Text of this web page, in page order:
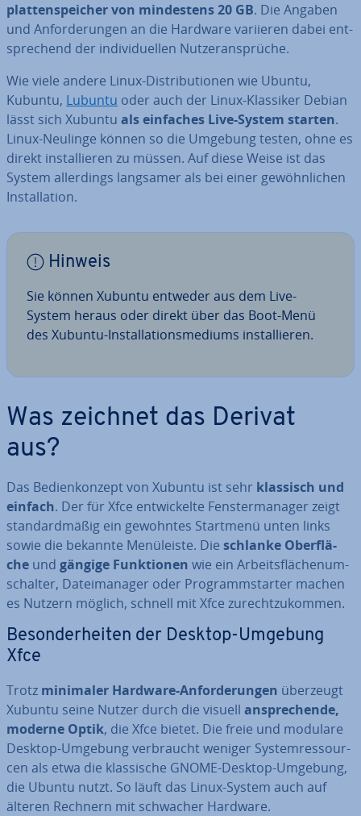
plat­ten­spei­cher von min­des­tens 20 GB. Die Angaben
und An­for­de­run­gen an die Hardware variieren dabei ent­
spre­chend der in­di­vi­du­el­len Nut­zer­an­sprü­che.
Wie viele andere Linux-Dis­tri­bu­tio­nen wie Ubuntu,
Kubuntu, Lubuntu oder auch der Linux-Klassiker Debian
lässt sich Xubuntu als einfaches Live-System starten.
Linux-Neulinge können so die Umgebung testen, ohne es
direkt in­stal­lie­ren zu müssen. Auf diese Weise ist das
System al­ler­dings langsamer als bei einer ge­wöhn­li­chen
In­stal­la­ti­on.
Hinweis
Sie können Xubuntu entweder aus dem Live-
System heraus oder direkt über das Boot-Menü
des Xubuntu-In­stal­la­ti­ons­me­di­ums in­stal­lie­ren.
Was zeichnet das Derivat
aus?
Das Be­dien­kon­zept von Xubuntu ist sehr klassisch und
einfach. Der für Xfce ent­wi­ckel­te Fens­ter­ma­na­ger zeigt
stan­dard­mä­ßig ein gewohntes Startmenü unten links
sowie die bekannte Me­nü­leis­te. Die schlanke Ober­flä­
che und gängige Funk­tio­nen wie ein Ar­beits­flä­chen­um­
schal­ter, Da­tei­ma­na­ger oder Pro­gramm­star­ter machen
es Nutzern möglich, schnell mit Xfce zu­recht­zu­kom­men.
Be­son­der­hei­ten der Desktop-Umgebung
Xfce
Trotz minimaler Hardware-An­for­de­run­gen überzeugt
Xubuntu seine Nutzer durch die visuell an­spre­chen­de,
moderne Optik, die Xfce bietet. Die freie und modulare
Desktop-Umgebung ver­braucht weniger Sys­tem­res­sour­
cen als etwa die klas­si­sche GNOME-Desktop-Umgebung,
die Ubuntu nutzt. So läuft das Linux-System auch auf
älteren Rechnern mit schwacher Hardware.